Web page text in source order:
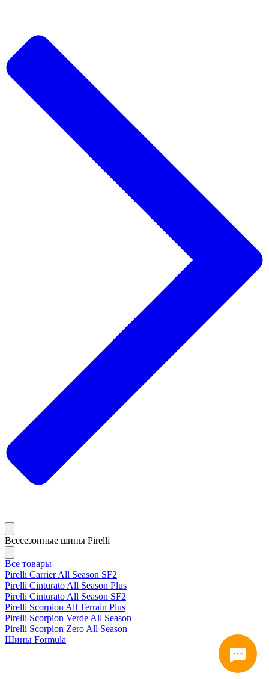
Всесезонные шины Pirelli
Все товары
Pirelli Carrier All Season SF2
Pirelli Cinturato All Season Plus
Pirelli Cinturato All Season SF2
Pirelli Scorpion All Terrain Plus
Pirelli Scorpion Verde All Season
Pirelli Scorpion Zero All Season
Шины Formula